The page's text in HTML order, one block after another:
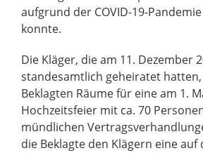
aufgrund der COVID-19-
konnte.
Die Kläger, die am 11. Dezember
standesamtlich geheiratet
Beklagten Räume für eine am 1.
Hochzeitsfeier mit ca. 70
mündlichen
die Beklagte den Klägern eine auf